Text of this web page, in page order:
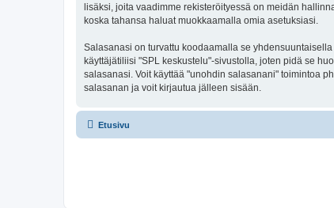
lisäksi, joita vaadimme rekisteröityessä on meidän
koska tahansa haluat muokkaamalla omia asetuksiasi.
Salasanasi on turvattu koodaamalla se
käyttäjätiliisi "SPL keskustelu"-sivustolla, joten pidä se
salasanasi. Voit käyttää "unohdin salasanani" toimintoa
salasanan ja voit kirjautua jälleen sisään.
Etusivu